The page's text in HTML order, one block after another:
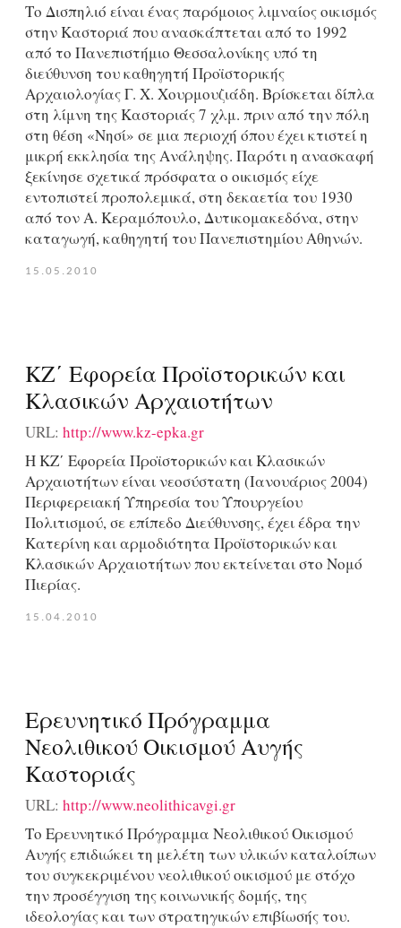
Το Δισπηλιό είναι ένας παρόμοιος λιμναίος οικισμός
στην Καστοριά που ανασκάπτεται από το 1992
από το Πανεπιστήμιο Θεσσαλονίκης υπό τη
διεύθυνση του καθηγητή Προϊστορικής
Αρχαιολογίας Γ. Χ. Χουρμουζιάδη. Βρίσκεται δίπλα
στη λίμνη της Καστοριάς 7 χλμ. πριν από την πόλη
στη θέση «Νησί» σε μια περιοχή όπου έχει κτιστεί η
μικρή εκκλησία της Ανάληψης. Παρότι η ανασκαφή
ξεκίνησε σχετικά πρόσφατα ο οικισμός είχε
εντοπιστεί προπολεμικά, στη δεκαετία του 1930
από τον Α. Κεραμόπουλο, Δυτικομακεδόνα, στην
καταγωγή, καθηγητή του Πανεπιστημίου Αθηνών.
15.05.2010
ΚΖ΄ Εφορεία Προϊστορικών και
Κλασικών Αρχαιοτήτων
URL: http://www.kz-epka.gr
Η ΚΖ΄ Εφορεία Προϊστορικών και Κλασικών
Αρχαιοτήτων είναι νεοσύστατη (Ιανουάριος 2004)
Περιφερειακή Υπηρεσία του Υπουργείου
Πολιτισμού, σε επίπεδο Διεύθυνσης, έχει έδρα την
Κατερίνη και αρμοδιότητα Προϊστορικών και
Κλασικών Αρχαιοτήτων που εκτείνεται στο Νομό
Πιερίας.
15.04.2010
Ερευνητικό Πρόγραμμα
Νεολιθικού Οικισμού Αυγής
Καστοριάς
URL: http://www.neolithicavgi.gr
Το Ερευνητικό Πρόγραμμα Νεολιθικού Οικισμού
Αυγής επιδιώκει τη μελέτη των υλικών καταλοίπων
του συγκεκριμένου νεολιθικού οικισμού με στόχο
την προσέγγιση της κοινωνικής δομής, της
ιδεολογίας και των στρατηγικών επιβίωσής του.